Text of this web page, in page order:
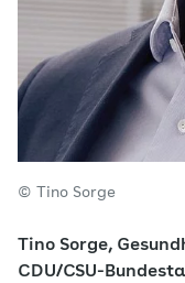
© Tino Sorge
Tino Sorge,
CDU/CSU-